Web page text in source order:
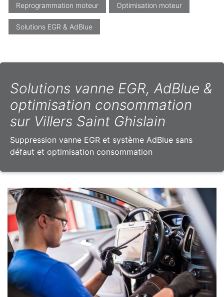
Reprogrammation moteur Optimisation moteur
Solutions EGR & AdBlue
Solutions vanne EGR, AdBlue &
optimisation consommation
sur Villers Saint Ghislain
Suppression vanne EGR et système AdBlue sans
défaut et optimisation consommation